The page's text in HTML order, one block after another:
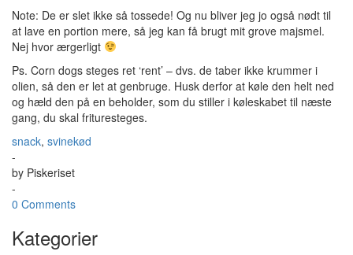
Note: De er slet ikke så tossede! Og nu bliver jeg jo også nødt til
at lave en portion mere, så jeg kan få brugt mit grove majsmel.
Nej hvor ærgerligt
Ps. Corn dogs steges ret ‘rent’ – dvs. de taber ikke krummer i
olien, så den er let at genbruge. Husk derfor at køle den helt ned
og hæld den på en beholder, som du stiller i køleskabet til næste
gang, du skal frituresteges.
snack, svinekød
-
by Piskeriset
-
0 Comments
Kategorier